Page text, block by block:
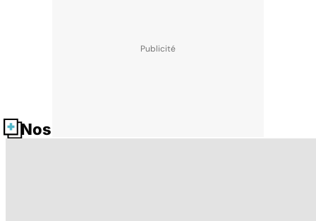
Nos fiches santé